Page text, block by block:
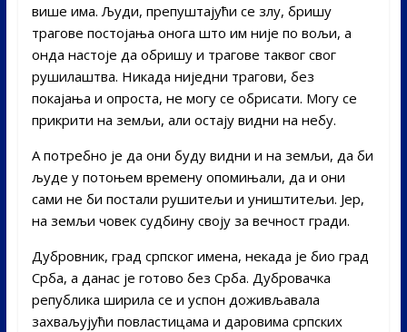
више има. Људи, препуштајући се злу, бришу
трагове постојања онога што им није по вољи, а
онда настоје да обришу и трагове таквог свог
рушилаштва. Никада ниједни трагови, без
покајања и опроста, не могу се обрисати. Могу се
прикрити на земљи, али остају видни на небу.
А потребно је да они буду видни и на земљи, да би
људе у потоњем времену опомињали, да и они
сами не би постали рушитељи и уништитељи. Јер,
на земљи човек судбину своју за вечност гради.
Дубровник, град српског имена, некада је био град
Срба, а данас је готово без Срба. Дубровачка
република ширила се и успон доживљавала
захваљујући повластицама и даровима српских